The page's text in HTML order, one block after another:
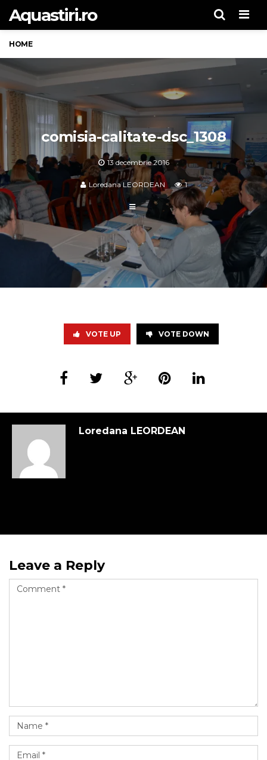
Aquastiri.ro
HOME
comisia-calitate-dsc_1308
13 decembrie 2016
Loredana LEORDEAN 1
VOTE UP VOTE DOWN
Loredana LEORDEAN
Leave a Reply